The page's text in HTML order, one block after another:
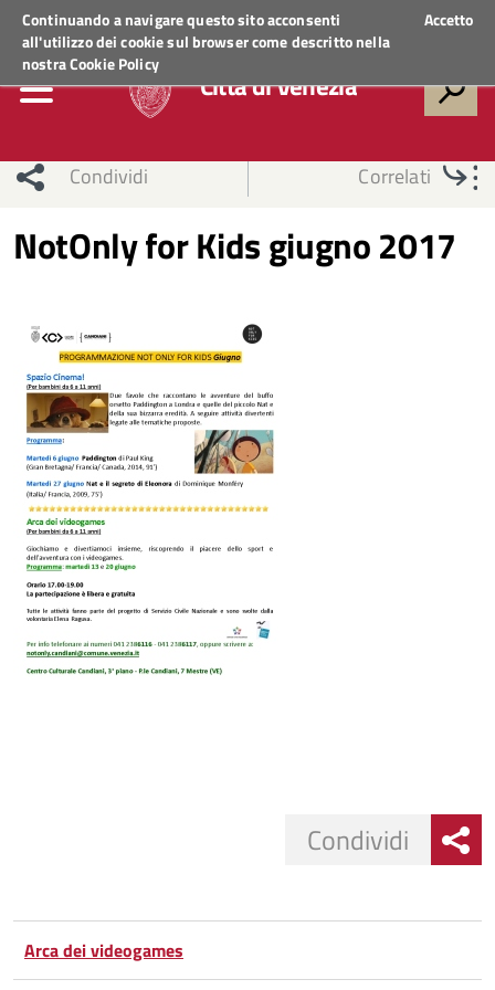
Continuando a navigare questo sito acconsenti
all'utilizzo dei cookie sul browser come descritto nella
nostraCookie Policy
Accetto
Regione VenetoACCEDI AI SERVIZI
Città di Venezia
Condividi Correlati
NotOnly for Kids giugno 2017
Condividi
Arca dei videogames